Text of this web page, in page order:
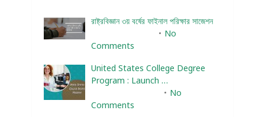
রাষ্ট্রবিজ্ঞান ৩য় বর্ষের ফাইনাল পরিক্ষার সাজেশন
No
Comments
United States College Degree
Program : Launch …
No
Comments